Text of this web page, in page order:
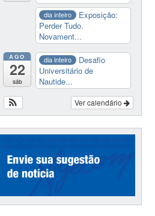
dia inteiro
Exposição:
Perder Tudo.
Novament...
AGO
22
sáb
dia inteiro
Desafio
Universitário de
Nautide...
Ver calendário